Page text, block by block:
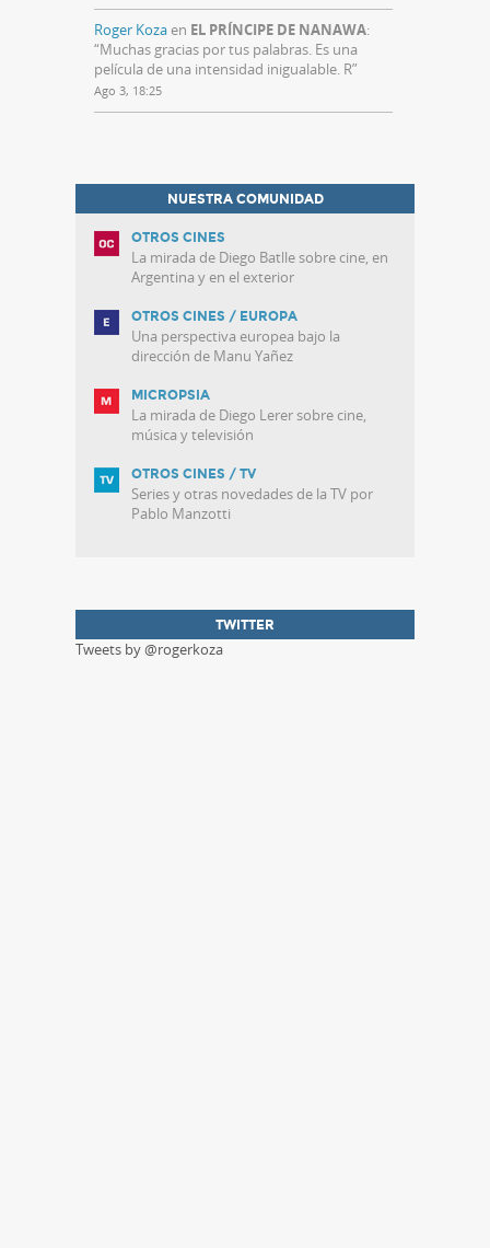
Roger Kozaen EL PRÍNCIPE DE NANAWA:
“Muchas gracias por tus palabras. Es una
película de una intensidad inigualable. R”
Ago 3, 18:25
NUESTRA COMUNIDAD
OTROS CINES
La mirada de Diego Batlle sobre cine, en
Argentina y en el exterior
OTROS CINES / EUROPA
Una perspectiva europea bajo la
dirección de Manu Yañez
MICROPSIA
La mirada de Diego Lerer sobre cine,
música y televisión
OTROS CINES / TV
Series y otras novedades de la TV por
Pablo Manzotti
TWITTER
Tweets by @rogerkoza